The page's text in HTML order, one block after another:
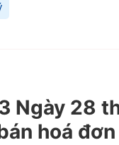
28
hoá